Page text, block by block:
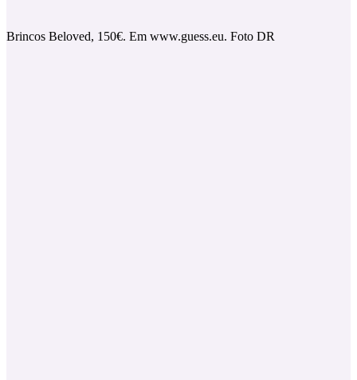
Brincos Beloved, 150€. Em www.guess.eu. Foto DR